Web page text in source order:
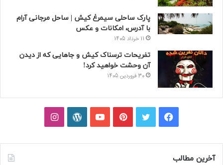
پارک ساحلی سیمرغ کیش | ساحل مرجانی آرام
با آدرس، امکانات و عکس
11 خرداد 1405
تفریحات ترسناک کیش و جاهایی که از دیدن
آن وحشت خواهید کرد!
30 فروردین 1405
فیسبوکتوییترپینتریستیوتیوبوردپرساینستاگرام
آخرین مطالب